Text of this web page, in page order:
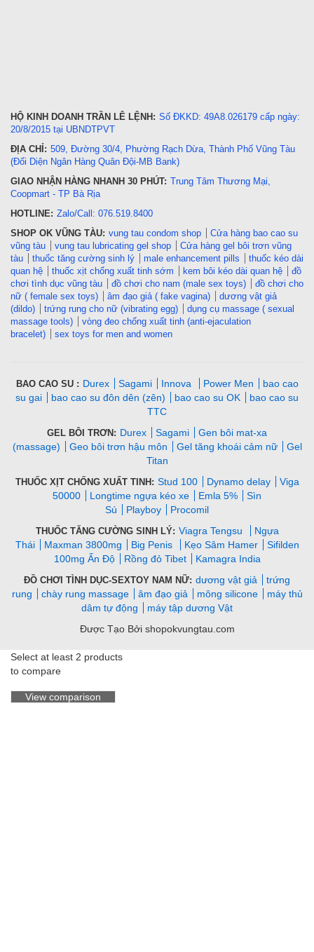
HỘ KINH DOANH TRẦN LÊ LỆNH: Số ĐKKD: 49A8.026179 cấp ngày:
20/8/2015 tại UBNDTPVT
ĐỊA CHỈ: 509, Đường 30/4, Phường Rạch Dừa, Thành Phố Vũng Tàu
(Đối Diện Ngân Hàng Quân Đội-MB Bank)
GIAO NHẬN HÀNG NHANH 30 PHÚT: Trung Tâm Thương Mại,
Coopmart - TP Bà Rịa
HOTLINE: Zalo/Call: 076.519.8400
SHOP OK VŨNG TÀU: vung tau condom shop
Cửa hàng bao cao su
vũng tàu
vung tau lubricating gel shop
Cửa hàng gel bôi trơn vũng
tàu
thuốc tăng cường sinh lý male enhancement pills
thuốc kéo dài
quan hệ
thuốc xịt chống xuất tinh sớm kem bôi kéo dài quan hệ
đồ
chơi tình dục vũng tàu
đồ chơi cho nam (male sex toys)
đồ chơi cho
nữ ( female sex toys)
âm đạo giả ( fake vagina)
dương vật giả
(dildo)
trứng rung cho nữ (vibrating egg)
dụng cụ massage ( sexual
massage tools)
vòng đeo chống xuất tinh (anti-ejaculation
bracelet)
sex toys for men and women
BAO CAO SU : Durex Sagami Innova Power Men
bao cao
su gai
bao cao su đôn dên (zên) bao cao su OK
bao cao su
TTC
GEL BÔI TRƠN: Durex Sagami
Gen bôi mat-xa
(massage)
Geo bôi trơn hậu môn Gel tăng khoái cảm nữ
Gel
Titan
THUỐC XỊT CHỐNG XUẤT TINH: Stud 100 Dynamo delay
Viga
50000
Longtime ngựa kéo xe Emla 5%
Sìn
Sú
Playboy Procomil
THUỐC TĂNG CƯỜNG SINH LÝ: Viagra Tengsu
Ngựa
Thái
Maxman 3800mg Big Penis Kẹo Sâm Hamer
Sifilden
100mg Ấn Độ
Rồng đỏ Tibet Kamagra India
ĐỒ CHƠI TÌNH DỤC-SEXTOY NAM NỮ: dương vật giả
trứng
rung
chày rung massage âm đạo giả mông silicone
máy thủ
dâm tự động
máy tập dương Vật
Được Tạo Bởi shopokvungtau.com
Select at least 2 products
to compare
View comparison